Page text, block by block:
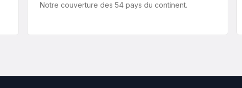
Notre couverture des 54 pays du continent.